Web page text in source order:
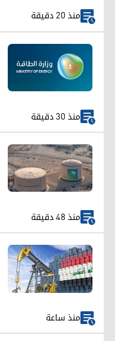
منذ 20 دقيقة
منذ 30 دقيقة
منذ 48 دقيقة
منذ ساعة